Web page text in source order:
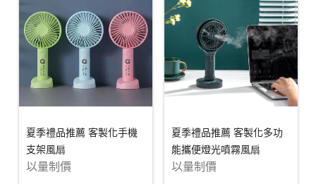
夏季禮品推薦 客製化手機
支架風扇
以量制價
夏季禮品推薦 客製化多功
能攜便燈光噴霧風扇
以量制價